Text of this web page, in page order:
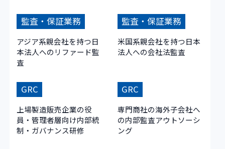
監査・保証業務
アジア系親会社を持つ日
本法人へのリファード監
査
監査・保証業務
米国系親会社を持つ日本
法人への会社法監査
GRC
上場製造販売企業の役
員・管理者層向け内部統
制・ガバナンス研修
GRC
専門商社の海外子会社へ
の内部監査アウトソーシ
ング